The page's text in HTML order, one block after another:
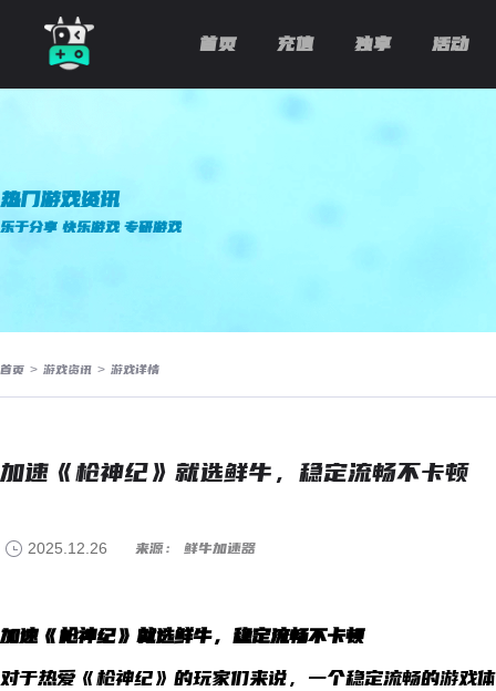
首页 充值 独享 活动
热门游戏资讯
乐于分享 快乐游戏 专研游戏
首页 > 游戏资讯 > 游戏详情
加速《枪神纪》就选鲜牛，稳定流畅不卡顿
2025.12.26 来源： 鲜牛加速器
加速《枪神纪》就选鲜牛，稳定流畅不卡顿
对于热爱《枪神纪》的玩家们来说，一个稳定流畅的游戏